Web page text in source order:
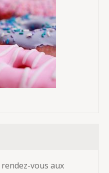
rendez-vous aux